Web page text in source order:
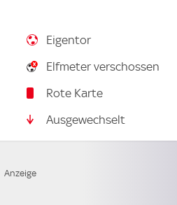
Eigentor
Elfmeter verschossen
Rote Karte
Ausgewechselt